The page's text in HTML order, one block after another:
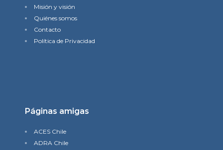
Misión y visión
Quiénes somos
Contacto
Política de Privacidad
Páginas amigas
ACES Chile
ADRA Chile